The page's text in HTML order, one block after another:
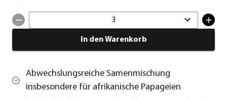
3
In den Warenkorb
Abwechslungsreiche Samenmischung
insbesondere für afrikanische Papageien